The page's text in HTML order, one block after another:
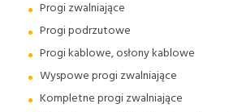
Tablice
kierujące
U21
Progi zwalniające
Progi podrzutowe
Progi kablowe, osłony kablowe
Wyspowe progi zwalniające
Kompletne progi zwalniające